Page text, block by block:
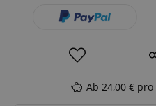
Ab 24,00 €